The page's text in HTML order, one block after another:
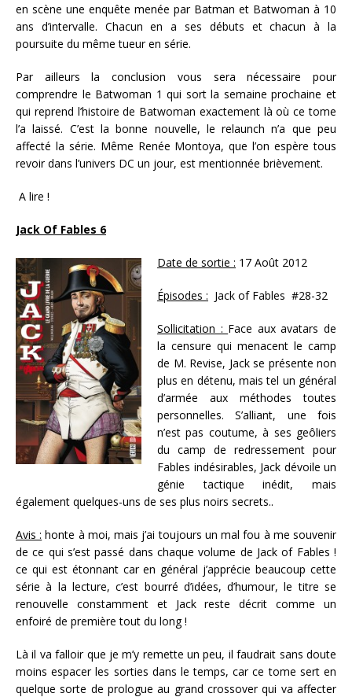
en scène une enquête menée par Batman et Batwoman à 10
ans d’intervalle. Chacun en a ses débuts et chacun à la
poursuite du même tueur en série.
Par ailleurs la conclusion vous sera nécessaire pour
comprendre le Batwoman 1 qui sort la semaine prochaine et
qui reprend l’histoire de Batwoman exactement là où ce tome
l’a laissé. C’est la bonne nouvelle, le relaunch n’a que peu
affecté la série. Même Renée Montoya, que l’on espère tous
revoir dans l’univers DC un jour, est mentionnée brièvement.
A lire !
Jack Of Fables 6
Date de sortie : 17 Août 2012
Épisodes : Jack of Fables #28-32
Sollicitation : Face aux avatars de
la censure qui menacent le camp
de M. Revise, Jack se présente non
plus en détenu, mais tel un général
d’armée aux méthodes toutes
personnelles. S’alliant, une fois
n’est pas coutume, à ses geôliers
du camp de redressement pour
Fables indésirables, Jack dévoile un
génie tactique inédit, mais
également quelques-uns de ses plus noirs secrets..
Avis : honte à moi, mais j’ai toujours un mal fou à me souvenir
de ce qui s’est passé dans chaque volume de Jack of Fables !
ce qui est étonnant car en général j’apprécie beaucoup cette
série à la lecture, c’est bourré d’idées, d’humour, le titre se
renouvelle constamment et Jack reste décrit comme un
enfoiré de première tout du long !
Là il va falloir que je m’y remette un peu, il faudrait sans doute
moins espacer les sorties dans le temps, car ce tome sert en
quelque sorte de prologue au grand crossover qui va affecter